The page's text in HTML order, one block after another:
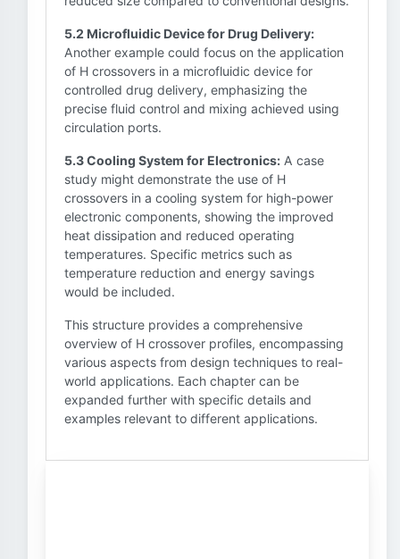
5.2 Microfluidic Device for Drug Delivery:
Another example could focus on the application
of H crossovers in a microfluidic device for
controlled drug delivery, emphasizing the
precise fluid control and mixing achieved using
circulation ports.
5.3 Cooling System for Electronics: A case
study might demonstrate the use of H
crossovers in a cooling system for high-power
electronic components, showing the improved
heat dissipation and reduced operating
temperatures. Specific metrics such as
temperature reduction and energy savings
would be included.
This structure provides a comprehensive
overview of H crossover profiles, encompassing
various aspects from design techniques to real-
world applications. Each chapter can be
expanded further with specific details and
examples relevant to different applications.